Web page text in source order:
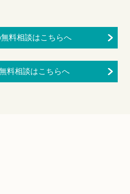
料相談はこちらへ
料相談はこちらへ